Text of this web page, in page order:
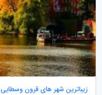
زیباترین شهر های قرون وسطایی